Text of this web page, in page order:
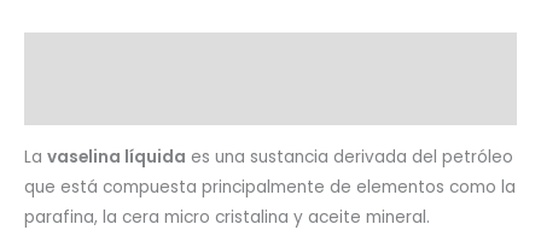
La vaselina líquida es una sustancia derivada del petróleo
que está compuesta principalmente de elementos como la
parafina, la cera micro cristalina y aceite mineral.